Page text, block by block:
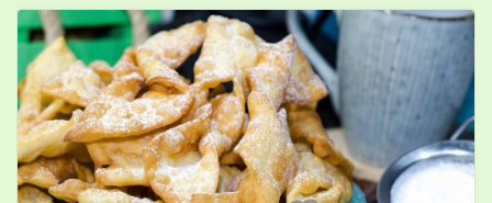
пряном
соусе
по-
индийски"